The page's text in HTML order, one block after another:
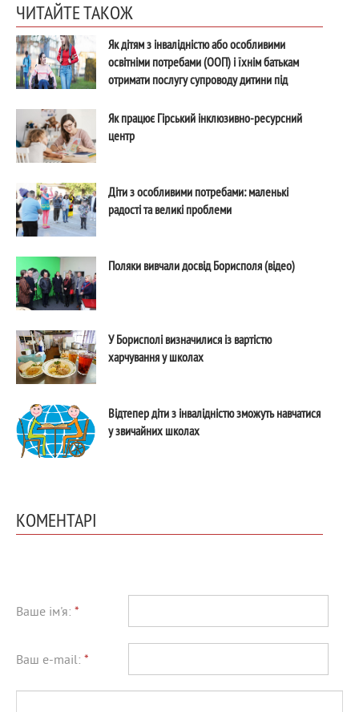
ЧИТАЙТЕ ТАКОЖ
Як дітям з інвалідністю або особливими
освітніми потребами (ООП) і їхнім батькам
отримати послугу супроводу дитини під
Як працює Гірський інклюзивно-ресурсний
центр
Діти з особливими потребами: маленькі
радості та великі проблеми
Поляки вивчали досвід Борисполя (відео)
У Борисполі визначилися із вартістю
харчування у школах
Відтепер діти з інвалідністю зможуть навчатися
у звичайних школах
КОМЕНТАРІ
Ваше ім'я: *
Ваш e-mail: *